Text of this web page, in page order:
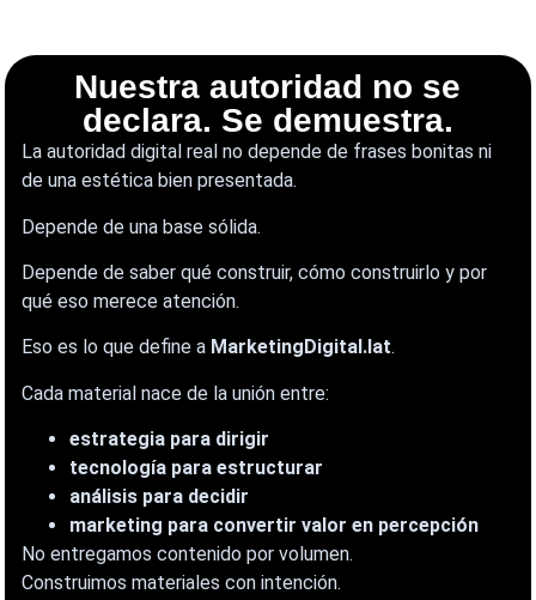
Nuestra autoridad no se
declara. Se demuestra.
La autoridad digital real no depende de frases bonitas ni
de una estética bien presentada.
Depende de una base sólida.
Depende de saber qué construir, cómo construirlo y por
qué eso merece atención.
Eso es lo que define a MarketingDigital.lat.
Cada material nace de la unión entre:
estrategia para dirigir
tecnología para estructurar
análisis para decidir
marketing para convertir valor en percepción
No entregamos contenido por volumen.
Construimos materiales con intención.